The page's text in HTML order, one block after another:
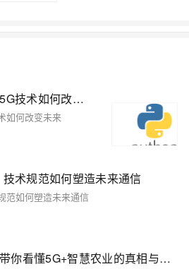
云计算的加速引擎——5G技术如何改变未来
如何改变未来
术规范如何塑造未来通信
范如何塑造未来通信
“种田也能上5G？”——带你看懂5G+智慧农业的真相与技术细节